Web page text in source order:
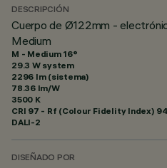
DESCRIPCIÓN
Cuerpo de Ø122mm -
Medium
M - Medium 16°
29.3 W system
2296 lm (sistema)
78.36 lm/W
3500 K
CRI 97 - Rf (Colour Fidelity Index)
DALI-2
DISEÑADO POR